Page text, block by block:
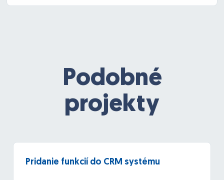
Podobné
projekty
Pridanie funkcií do CRM systému